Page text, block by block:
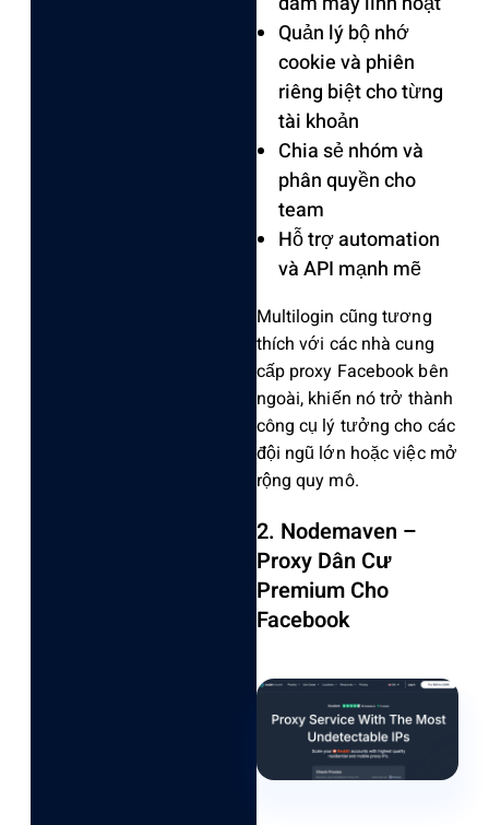
Quản lý bộ nhớ
cookie và phiên
riêng biệt cho từng
tài khoản
Chia sẻ nhóm và
phân quyền cho
team
Hỗ trợ automation
và API mạnh mẽ
Multilogin cũng tương
thích với các nhà cung
cấp proxy Facebook bên
ngoài, khiến nó trở thành
công cụ lý tưởng cho các
đội ngũ lớn hoặc việc mở
rộng quy mô.
2. Nodemaven –
Proxy Dân Cư
Premium Cho
Facebook